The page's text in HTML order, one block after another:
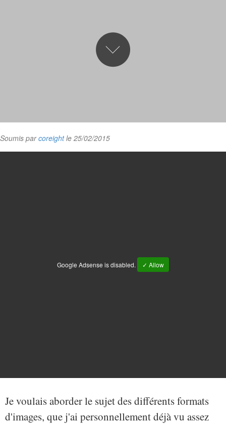
Soumis parcoreightle 25/02/2015
Google Adsense is disabled. ✓ Allow
Je voulais aborder le sujet des différents formats
d'images, que j'ai personnellement déjà vu assez